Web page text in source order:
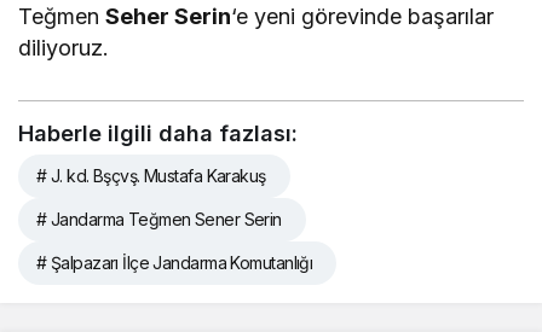
TeğmenSeher Serin‘e yeni görevinde başarılar
diliyoruz.
Haberle ilgili daha fazlası:
# J. kd. Bşçvş. Mustafa Karakuş
# Jandarma Teğmen Sener Serin
# Şalpazarı İlçe Jandarma Komutanlığı